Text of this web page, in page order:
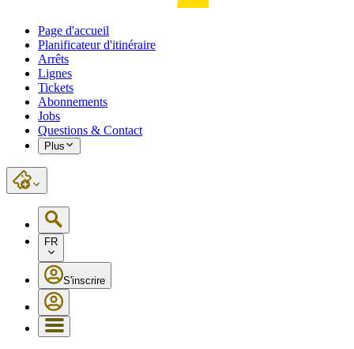
Page d'accueil
Planificateur d'itinéraire
Arrêts
Lignes
Tickets
Abonnements
Jobs
Questions & Contact
Plus
FR
S'inscrire